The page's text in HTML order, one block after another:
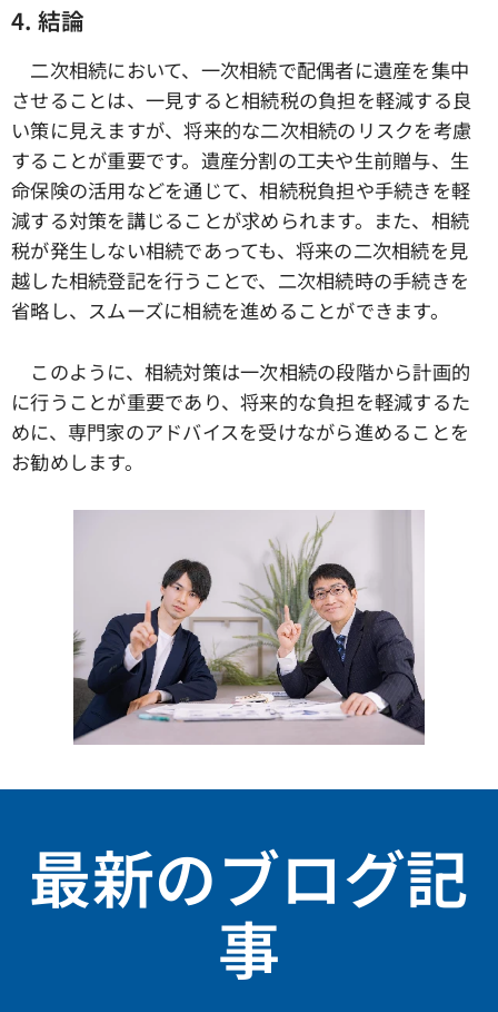
4. 結論
二次相続において、一次相続で配偶者に遺産を集中
させることは、一見すると相続税の負担を軽減する良
い策に見えますが、将来的な二次相続のリスクを考慮
することが重要です。遺産分割の工夫や生前贈与、生
命保険の活用などを通じて、相続税負担や手続きを軽
減する対策を講じることが求められます。また、相続
税が発生しない相続であっても、将来の二次相続を見
越した相続登記を行うことで、二次相続時の手続きを
省略し、スムーズに相続を進めることができます。
このように、相続対策は一次相続の段階から計画的
に行うことが重要であり、将来的な負担を軽減するた
めに、専門家のアドバイスを受けながら進めることを
お勧めします。
最新のブログ記
事